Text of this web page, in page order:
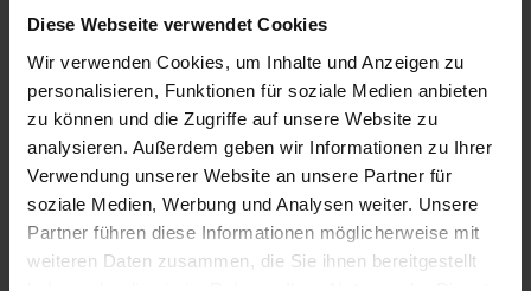
Diese Webseite verwendet Cookies
Wir verwenden Cookies, um Inhalte und Anzeigen zu
personalisieren, Funktionen für soziale Medien anbieten
zu können und die Zugriffe auf unsere Website zu
analysieren. Außerdem geben wir Informationen zu Ihrer
Verwendung unserer Website an unsere Partner für
soziale Medien, Werbung und Analysen weiter. Unsere
Partner führen diese Informationen möglicherweise mit
weiteren Daten zusammen, die Sie ihnen bereitgestellt
1
ISBN
978-3-7890-0885-6
Untertitel
Verkündete Gesetze und anderweitig erledigte
Gesetzentwürfe. Gruppe Datenverarbeitung